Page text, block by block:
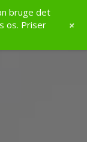
bruge det
os. Priser
+